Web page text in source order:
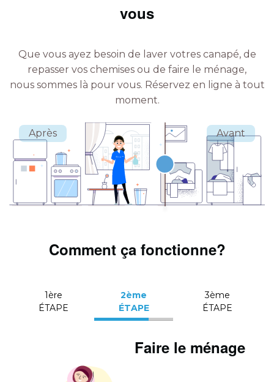
vous
Que vous ayez besoin de laver votres canapé, de
repasser vos chemises ou de faire le ménage,
nous sommes là pour vous. Réservez en ligne à tout
moment.
Comment ça fonctionne?
1ère
ÉTAPE
2ème
ÉTAPE
3ème
ÉTAPE
Faire le ménage